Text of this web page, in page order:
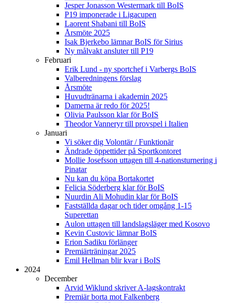
Jesper Jonasson Westermark till BoIS
P19 imponerade i Ligacupen
Laorent Shabani till BoIS
Årsmöte 2025
Isak Bjerkebo lämnar BoIS för Sirius
Ny målvakt ansluter till P19
Februari
Erik Lund - ny sportchef i Varbergs BoIS
Valberedningens förslag
Årsmöte
Huvudtränarna i akademin 2025
Damerna är redo för 2025!
Olivia Paulsson klar för BoIS
Theodor Vanneryr till provspel i Italien
Januari
Vi söker dig Volontär / Funktionär
Ändrade öppettider på Sportkontoret
Mollie Josefsson uttagen till 4-nationsturnering i
Pinatar
Nu kan du köpa Bortakortet
Felicia Söderberg klar för BoIS
Nuurdin Ali Mohudin klar för BoIS
Fastställda dagar och tider omgång 1-15
Superettan
Aulon uttagen till landslagsläger med Kosovo
Kevin Custovic lämnar BoIS
Erion Sadiku förlänger
Premiärträningar 2025
Emil Hellman blir kvar i BoIS
2024
December
Arvid Wiklund skriver A-lagskontrakt
Premiär borta mot Falkenberg